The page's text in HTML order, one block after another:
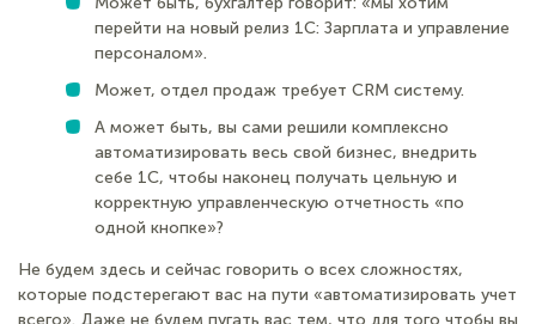
перейти на новый релиз 1С: Зарплата и управление
персоналом».
Может, отдел продаж требует CRM систему.
А может быть, вы сами решили комплексно
автоматизировать весь свой бизнес, внедрить
себе 1С, чтобы наконец получать цельную и
корректную управленческую отчетность «по
одной кнопке»?
Не будем здесь и сейчас говорить о всех сложностях,
которые подстерегают вас на пути «автоматизировать учет
всего». Даже не будем пугать вас тем, что для того чтобы вы